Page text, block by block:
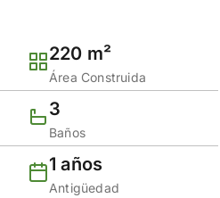
220 m²
Área Construida
3
Baños
1 años
Antigüedad